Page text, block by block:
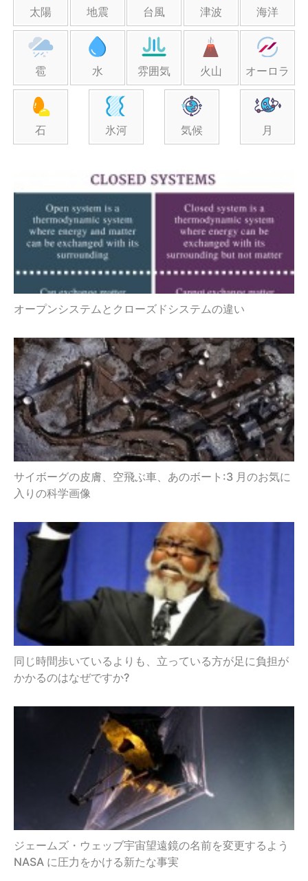
太陽 地震 台風 津波 海洋
雹 水 雰囲気 火山 オーロラ
石 氷河 気候 月
オープンシステムとクローズドシステムの違い
サイボーグの皮膚、空飛ぶ車、あのボート:3 月のお気に
入りの科学画像
同じ時間歩いているよりも、立っている方が足に負担が
かかるのはなぜですか?
ジェームズ・ウェッブ宇宙望遠鏡の名前を変更するよう
NASA に圧力をかける新たな事実